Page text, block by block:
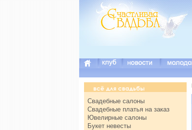
Свадебные салоны
Свадебные платья на заказ
Ювелирные салоны
Букет невесты